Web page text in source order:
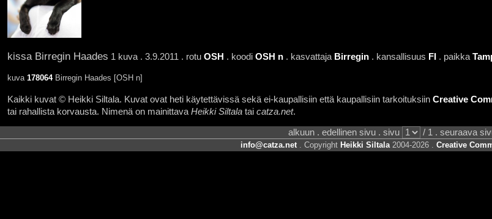
kissa Birregin Haades 1 kuva . 3.9.2011 . rotu OSH . koodi OSH n. kasvattaja Birregin. kansallisuus FI. paikka
kuva 178064Birregin Haades [OSH n]
Kaikki kuvat © Heikki Siltala. Kuvat ovat heti käytettävissä sekä ei-kaupallisiin että kaupallisiin tarkoituksiin Creative
tai rahallista korvausta. Nimenä on mainittava Heikki Siltalatai catza.net.
alkuun . edellinen sivu . sivu / 1 . seuraava
info@catza.net. Copyright Heikki Siltala2004-2026 . Creative